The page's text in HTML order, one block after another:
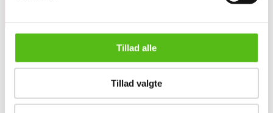
Tillad alle
Tillad valgte
Hagstrøm. Knapharmonika, model Minor.
Kontakt os